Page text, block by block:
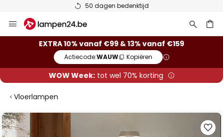
50 dagen bedenktijd
naar
EXTRA 10% vanaf €99 & 13% vanaf €159
Actiecode:WAUW Kopiëren
WOW Week:tot wel 70% korting
Vloerlampen
Ga
naar